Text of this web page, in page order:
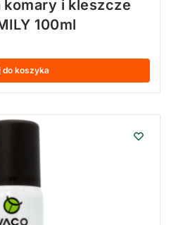
komary i kleszcze
100ml
do koszyka